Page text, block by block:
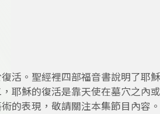
活。聖經裡四部福音書說明了耶
耶穌的復活是靠天使在墓穴之內
的表現，敬請關注本集節目內容。